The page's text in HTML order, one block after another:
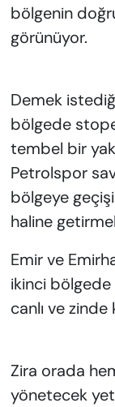
bölgenin
görünüyor.
Demek
bölgede
tembel bir
Petrolspor
bölgeye
haline
Emir ve
ikinci bölgede
canlı ve
Zira orada
yönetecek